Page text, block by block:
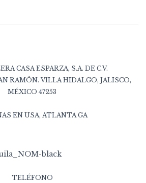
CASA ESPARZA, S.A. DE C.V.
RAMÓN. VILLA HIDALGO, JALISCO,
MÉXICO 47253
EN USA, ATLANTA GA
TELÉFONO